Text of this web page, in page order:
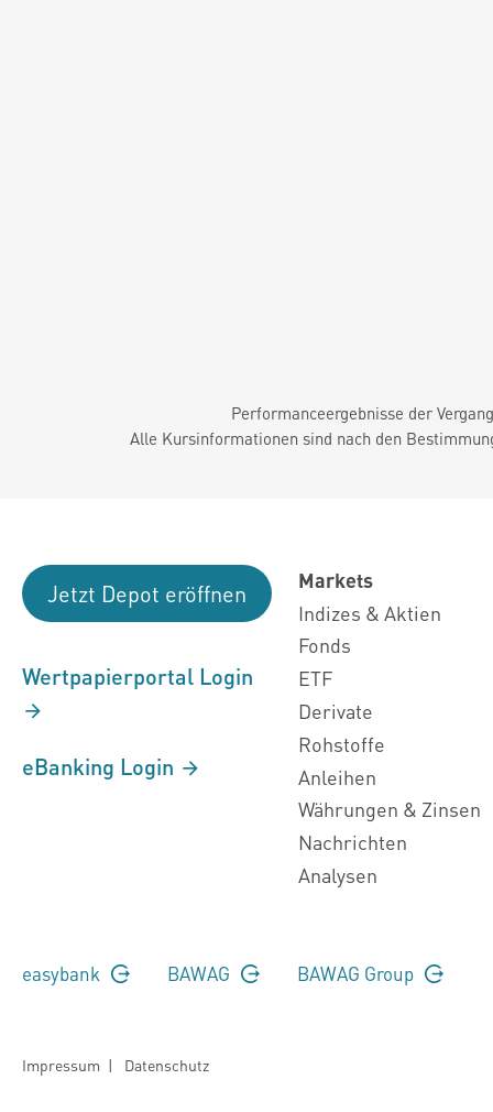
Performanceergebnisse der
Alle Kursinformationen sind nach den
Jetzt Depot eröffnen
Wertpapierportal Login
eBanking Login
Markets
Indizes & Aktien
Fonds
ETF
Derivate
Rohstoffe
Anleihen
Währungen & Zinsen
Nachrichten
Analysen
easybank BAWAG BAWAG Group
Impressum | Datenschutz